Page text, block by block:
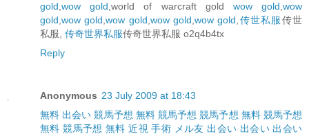
gold wow gold ,world of warcraft gold wow gold ,wow
gold wow gold ,wow gold wow gold wow gold 传世私服传世
私服, 传奇世界私服传奇世界私服 o2q4b4tx
Reply
Anonymous 23 July 2009 at 18:43
無料 出会い 競馬予想 無料 競馬予想 競馬予想 無料 競馬予想
無料 競馬予想 無料 近視 手術 メル友 出会い 出会い 出会い